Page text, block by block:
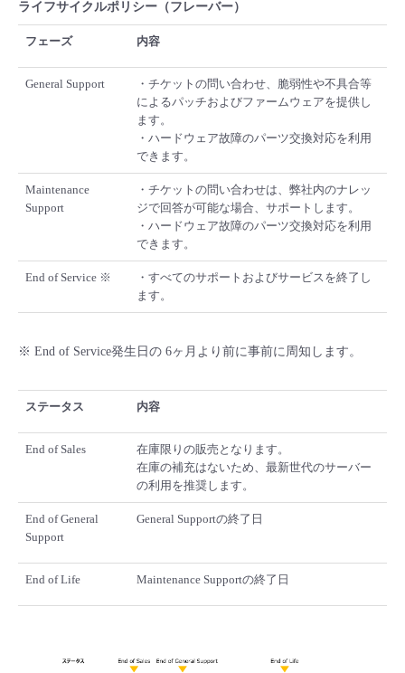
ライフサイクルポリシー（フレーバー）
フェーズ 内容
General Support
・チケットの問い合わせ、脆弱性や不具合等
によるパッチおよびファームウェアを提供し
ます。
・ハードウェア故障のパーツ交換対応を利用
できます。
Maintenance
Support
・チケットの問い合わせは、弊社内のナレッ
ジで回答が可能な場合、サポートします。
・ハードウェア故障のパーツ交換対応を利用
できます。
End of Service ※
・すべてのサポートおよびサービスを終了し
ます。
※ End of Service発生日の 6ヶ月より前に事前に周知します。
ステータス 内容
End of Sales
在庫限りの販売となります。
在庫の補充はないため、最新世代のサーバー
の利用を推奨します。
End of General
Support
General Supportの終了日
End of Life Maintenance Supportの終了日